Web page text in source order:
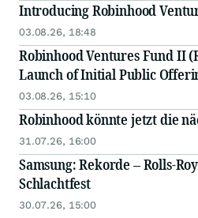
Introducing Robinhood
03.08.26, 18:48
Robinhood Ventures Fund II
Launch of Initial Public
03.08.26, 15:10
Robinhood könnte jetzt die
31.07.26, 16:00
Samsung: Rekorde – Rolls-
Schlachtfest
30.07.26, 15:00